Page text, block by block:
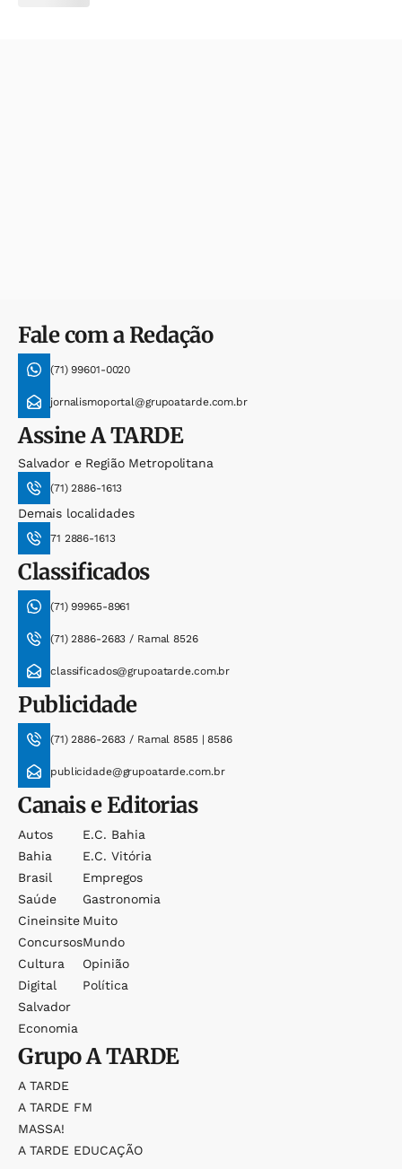
Fale com a Redação
(71) 99601-0020
jornalismoportal@grupoatarde.com.br
AssineA TARDE
Salvador e Região Metropolitana
(71) 2886-1613
Demais localidades
71 2886-1613
Classificados
(71) 99965-8961
(71) 2886-2683 / Ramal 8526
classificados@grupoatarde.com.br
Publicidade
(71) 2886-2683 / Ramal 8585 | 8586
publicidade@grupoatarde.com.br
Canais e Editorias
Autos
Bahia
Brasil
Saúde
Cineinsite
Concursos
Cultura
Digital
Salvador
Economia
E.c. Bahia
E.c. Vitória
Empregos
Gastronomia
Muito
Mundo
Opinião
Política
GrupoA TARDE
A TARDE
A TARDE FM
MASSA!
A TARDE EDUCAÇÃO